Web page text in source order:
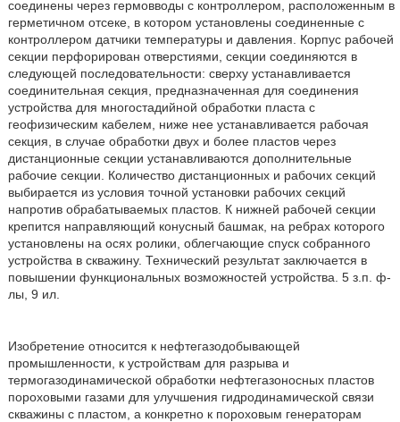
соединены через гермовводы с контроллером, расположенным в
герметичном отсеке, в котором установлены соединенные с
контроллером датчики температуры и давления. Корпус рабочей
секции перфорирован отверстиями, секции соединяются в
следующей последовательности: сверху устанавливается
соединительная секция, предназначенная для соединения
устройства для многостадийной обработки пласта с
геофизическим кабелем, ниже нее устанавливается рабочая
секция, в случае обработки двух и более пластов через
дистанционные секции устанавливаются дополнительные
рабочие секции. Количество дистанционных и рабочих секций
выбирается из условия точной установки рабочих секций
напротив обрабатываемых пластов. К нижней рабочей секции
крепится направляющий конусный башмак, на ребрах которого
установлены на осях ролики, облегчающие спуск собранного
устройства в скважину. Технический результат заключается в
повышении функциональных возможностей устройства. 5 з.п. ф-
лы, 9 ил.
Изобретение относится к нефтегазодобывающей
промышленности, к устройствам для разрыва и
термогазодинамической обработки нефтегазоносных пластов
пороховыми газами для улучшения гидродинамической связи
скважины с пластом, а конкретно к пороховым генераторам